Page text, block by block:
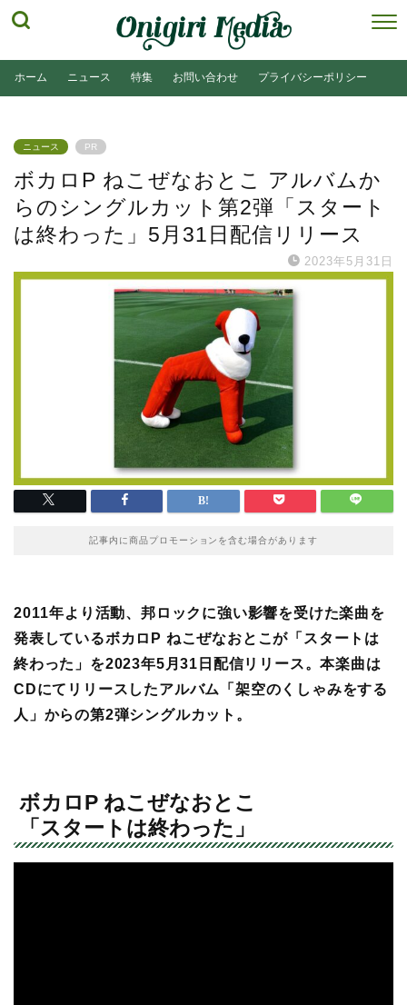
ホーム ニュース 特集 お問い合わせ プライバシーポリシー
ニュース PR
ボカロP ねこぜなおとこ アルバムか
らのシングルカット第2弾「スタート
は終わった」5月31日配信リリース
2023年5月31日
記事内に商品プロモーションを含む場合があります
2011年より活動、邦ロックに強い影響を受けた楽曲を
発表しているボカロP ねこぜなおとこが「スタートは
終わった」を2023年5月31日配信リリース。本楽曲は
CDにてリリースしたアルバム「架空のくしゃみをする
人」からの第2弾シングルカット。
ボカロP ねこぜなおとこ
「スタートは終わった」